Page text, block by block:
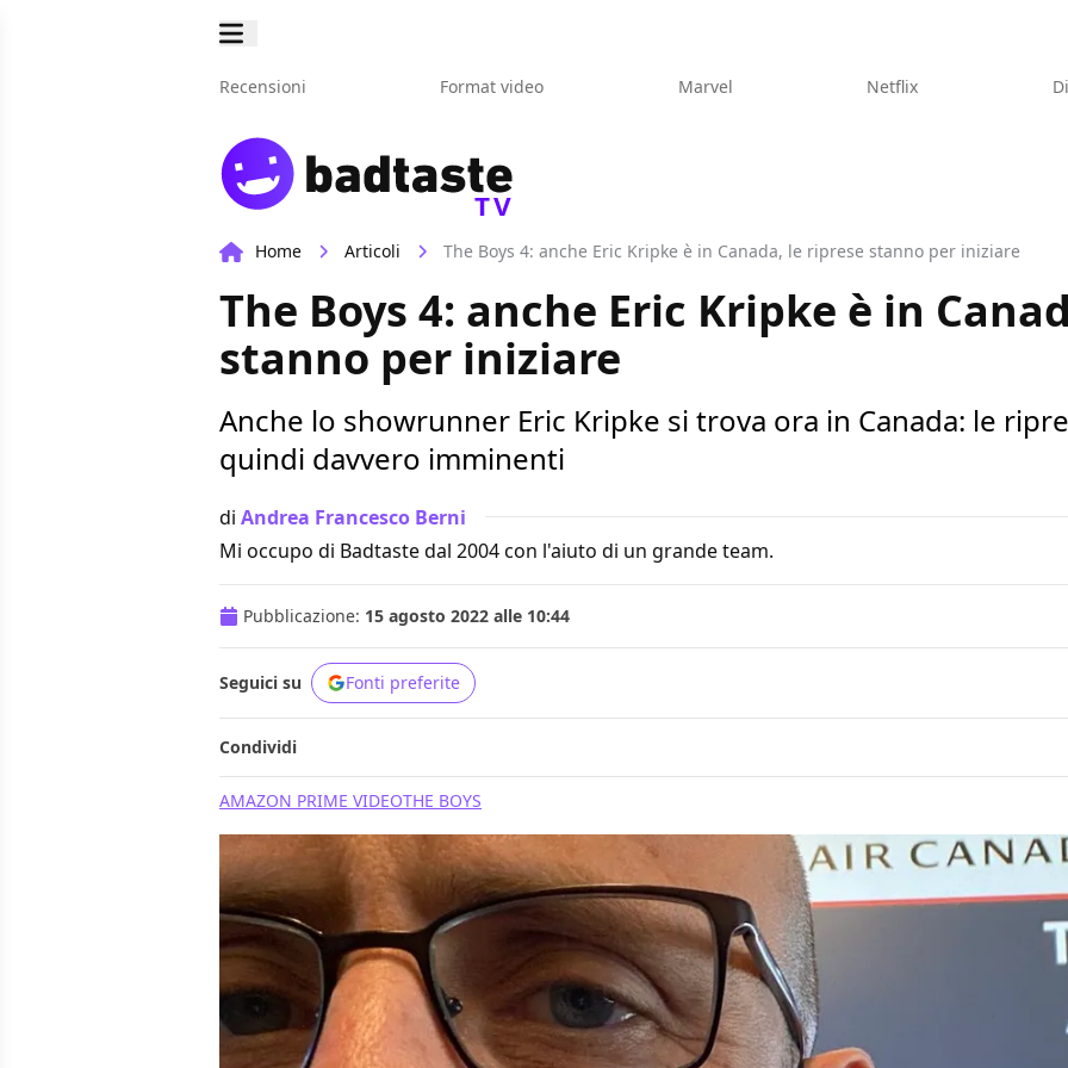
Recensioni Format video Marvel Netflix
TV
Home Articoli The Boys 4: anche Eric Kripke è in Canada, le riprese stanno per iniziare
The Boys 4: anche Eric Kripke è in
stanno per iniziare
Anche lo showrunner Eric Kripke si trova ora in Canada: le
quindi davvero imminenti
di Andrea Francesco Berni
Mi occupo di Badtaste dal 2004 con l'aiuto di un grande team.
Pubblicazione: 15 agosto 2022 alle 10:44
Seguici su Fonti preferite
Condividi
AMAZON PRIME VIDEOTHE BOYS